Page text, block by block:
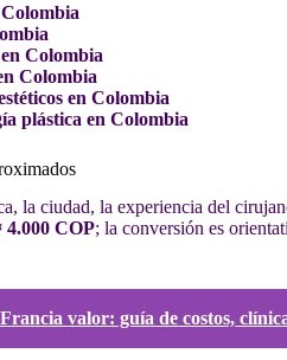
Colombia
Colombia
en Colombia
plástica en Colombia
la ciudad, la experiencia del
4.000 COP; la conversión es
valor: guía de costos,